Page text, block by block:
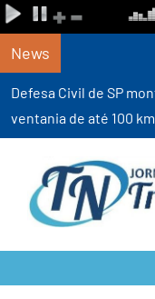
News
Defesa Civil de SP
ventania de até 100